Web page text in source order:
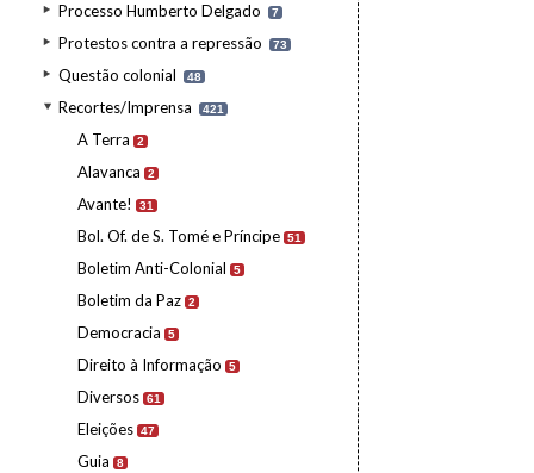
Processo Humberto Delgado 7
Protestos contra a repressão 73
Questão colonial 48
Recortes/Imprensa 421
A Terra 2
Alavanca 2
Avante! 31
Bol. Of. de S. Tomé e Príncipe 51
Boletim Anti-Colonial 5
Boletim da Paz 2
Democracia 5
Direito à Informação 5
Diversos 61
Eleições 47
Guia 8